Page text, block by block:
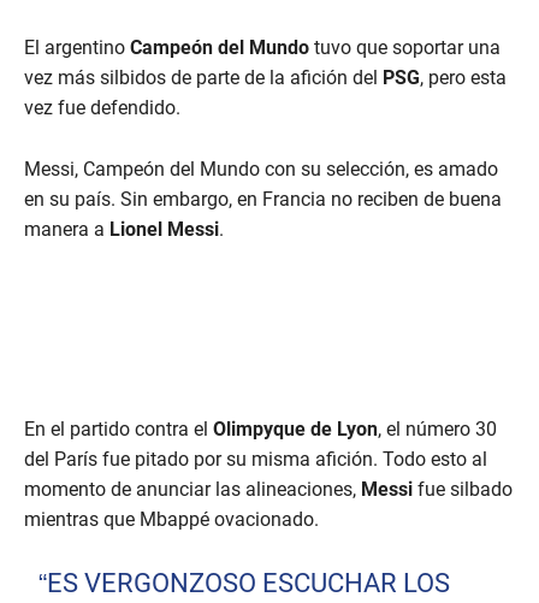
El argentino Campeón del Mundo tuvo que soportar una
vez más silbidos de parte de la afición del PSG, pero esta
vez fue defendido.
Messi, Campeón del Mundo con su selección, es amado
en su país. Sin embargo, en Francia no reciben de buena
manera a Lionel Messi.
En el partido contra el Olimpyque de Lyon, el número 30
del París fue pitado por su misma afición. Todo esto al
momento de anunciar las alineaciones, Messi fue silbado
mientras que Mbappé ovacionado.
“ES VERGONZOSO ESCUCHAR LOS